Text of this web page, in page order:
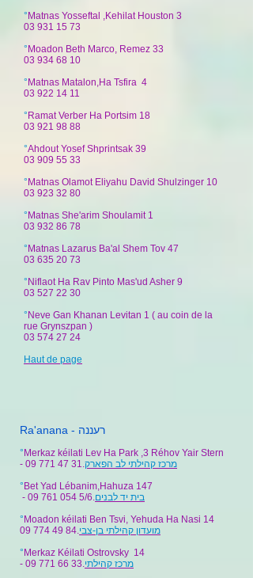
° Matnas Yosseftal ,Kehilat Houston 3
03 931 15 73
° Moadon Beth Marco, Remez 33
03 934 68 10
° Matnas Matalon,Ha Tsfira 4
03 922 14 11
° Ramat Verber Ha Portsim 18
03 921 98 88
°Ahdout Yosef Shprintsak 39
03 909 55 33
° Matnas Olamot Eliyahu David Shulzinger 10
03 923 32 80
° Matnas She'arim Shoulamit 1
03 932 86 78
° Matnas Lazarus Ba'al Shem Tov 47
03 635 20 73
° Niflaot Ha Rav Pinto Mas'ud Asher 9
03 527 22 30
° Neve Gan Khanan Levitan 1 ( au coin de la
rue Grynszpan )
03 574 27 24
Haut de page
Ra'anana - רעננה
° Merkaz kéilati Lev Ha Park ,3 Réhov Yair Stern
- 09 771 47 31.מרכז קהילתי לב הפארק
° Bet Yad Lébanim,Hahuza 147
- 09 761 054 5/6.בית יד לבנים
° Moadon kéilati Ben Tsvi, Yehuda Ha Nasi 14
09 774 49 84.מועדון קהילתי בן-צבי
° Merkaz Kéilati Ostrovsky 14
- 09 771 66 33.מרכז קהילתי